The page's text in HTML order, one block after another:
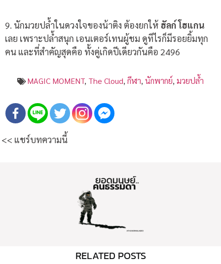
9. นักมวยปล้ำในดวงใจของน้าติง ต้องยกให้ ฮัลก์ โฮแกน
เลย เพราะปล้ำสนุก เอนเตอร์เทนผู้ชม ดูทีไรก็มีรอยยิ้มทุก
คน และที่สำคัญสุดคือ ทั้งคู่เกิดปีเดียวกันคือ 2496
MAGIC MOMENT, The Cloud, กีฬา, นักพากย์, มวยปล้ำ
<< แชร์บทความนี้
RELATED POSTS